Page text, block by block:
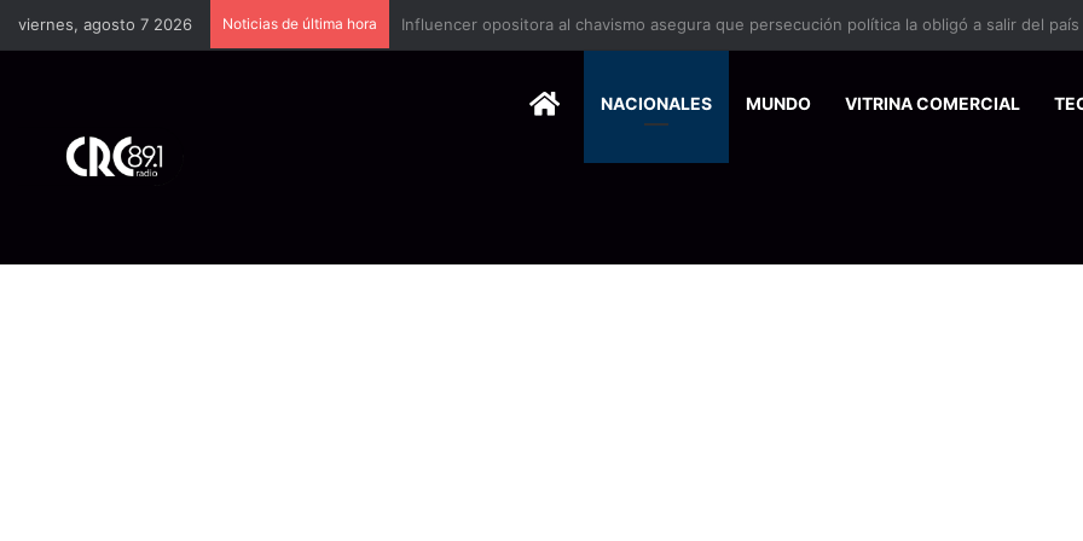
viernes, agosto 7 2026 Noticias de última hora Industria plástica se suma a la economía circular
HOMENACIONALES MUNDO VITRINA COMERCIAL